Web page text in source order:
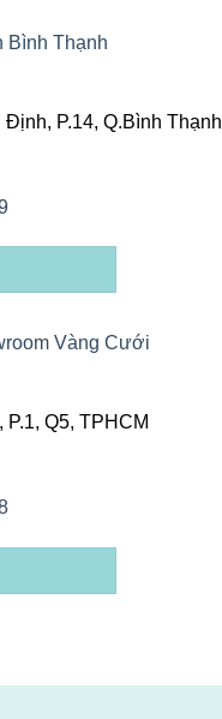
Bình Thạnh
Định, P.14, Q.Bình Thạnh
Vàng Cưới
Q5, TPHCM